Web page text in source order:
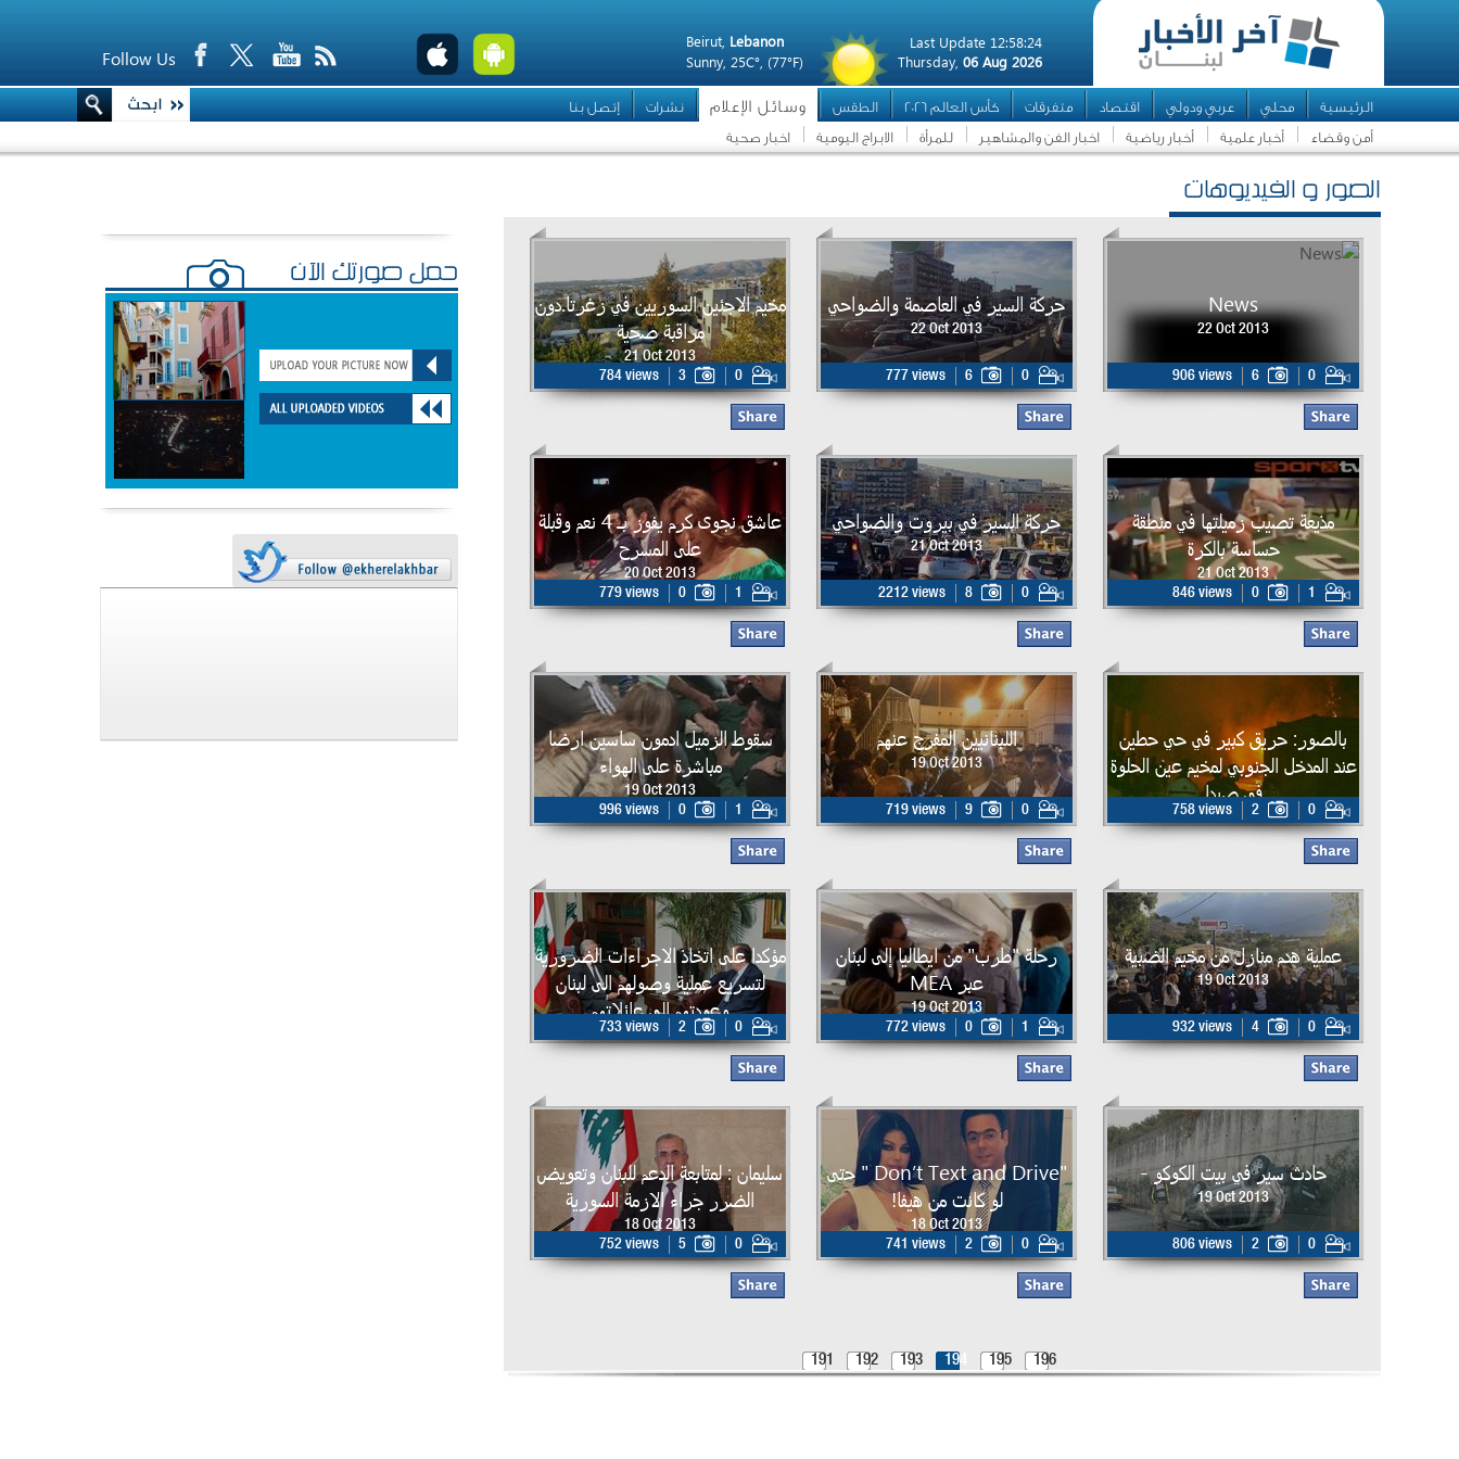
Last Update 12:58:24
Thursday, 06 Aug 2026
Beirut, Lebanon
Sunny, 25C°, (77°F)
Follow Us
الرئيسية محلي عربي ودولي اقتصاد متفرقات كأس العالم 2026 الطقس وسائل الإعلام نشرات
إتصل بنا
أمن وقضاء
أخبار علمية أخبار رياضية اخبار الفن والمشاهير للمرأة الابراج اليومية اخبار صحية
الصور و الفيديوهات
News
22 Oct 2013
906 views 6 0
حركة السير في العاصمة والضواحي
22 Oct 2013
777 views 6 0
مخيم الاجئين السوريين في زغرتا.دون
مراقبة صحية
21 Oct 2013
784 views
3 0
مذيعة تصيب زميلتها في منطقة
حساسة بالكرة
21 Oct 2013
846 views
0 1
حركة السير في بيروت والضواحي
21 Oct 2013
2212 views 8 0
عاشق نجوى كرم يفوز بـ 4 نعم وقبلة
على المسرح
20 Oct 2013
779 views
0 1
بالصور: حريق كبير في حي حطين
عند المدخل الجنوبي لمخيم عين الحلوة
في صيدا
20 Oct 2013
758 views 2 0
اللبنانيين المفرج عنهم
19 Oct 2013
719 views 9 0
سقوط الزميل ادمون ساسين ارضا
مباشرة على الهواء
19 Oct 2013
996 views
0 1
عملية هدم منازل من مخيم الضبية
19 Oct 2013
932 views 4 0
رحلة "طرب" من ايطاليا إلى لبنان
عبر MEA
19 Oct 2013
772 views
0 1
مؤكدا على اتخاذ الاجراءات الضرورية
لتسريع عملية وصولهم الى لبنان
وعودتهم الى عائلاتهم
19 Oct 2013
733 views 2 0
حادث سير في بيت الكوكو -
19 Oct 2013
806 views 2 0
"Don’t Text and Drive " حتى
لو كانت من هيفا!
18 Oct 2013
741 views
2 0
سليمان : لمتابعة الدعم للبنان وتعويض
الضرر جراء الازمة السورية
18 Oct 2013
752 views
5 0
191 192 193 194 195 196
حمّل صورتك الآن